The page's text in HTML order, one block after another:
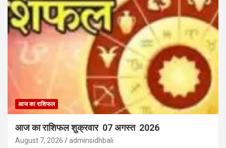
आज का राशिफल
आज का राशिफल शुक्रवार 07 अगस्त 2026
August 7, 2026 adminsidhbali